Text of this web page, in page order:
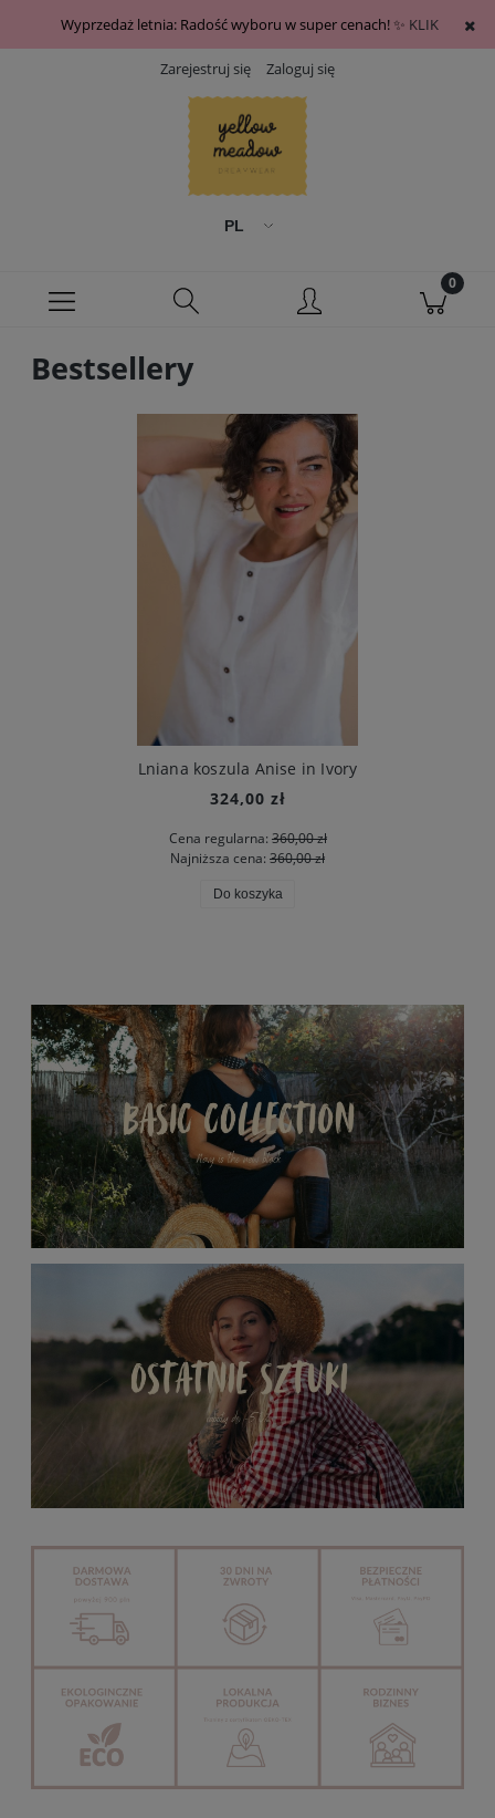
Wyprzedaż letnia: Radość wyboru w super cenach! ✨ KLIK
Zarejestruj się Zaloguj się
Bestsellery
Lniana koszula Anise in Ivory
324,00 zł
Cena regularna: 360,00 zł
Najniższa cena: 360,00 zł
Do koszyka